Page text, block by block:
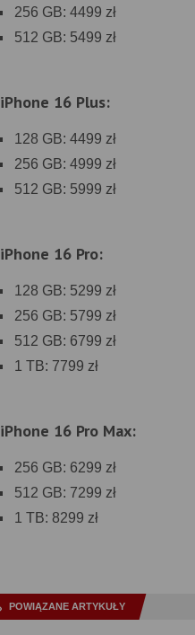
256 GB: 4499 zł
512 GB: 5499 zł
iPhone 16 Plus:
128 GB: 4499 zł
256 GB: 4999 zł
512 GB: 5999 zł
iPhone 16 Pro:
128 GB: 5299 zł
256 GB: 5799 zł
512 GB: 6799 zł
1 TB: 7799 zł
iPhone 16 Pro Max:
256 GB: 6299 zł
512 GB: 7299 zł
1 TB: 8299 zł
POWIĄZANE ARTYKUŁY